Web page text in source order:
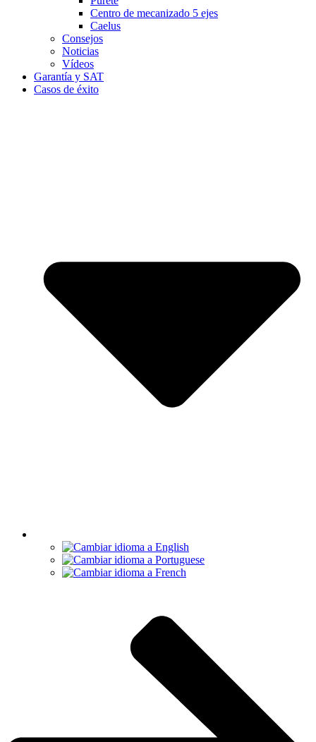
Centro de mecanizado 5 ejes
Caelus
Consejos
Noticias
Vídeos
Garantía y SAT
Casos de éxito